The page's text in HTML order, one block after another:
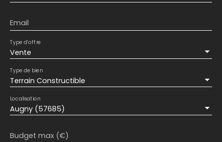
Email
Vente
Type d'offre
Terrain Constructible
Type de bien
Augny (57685)
Localisation
Budget max (€)